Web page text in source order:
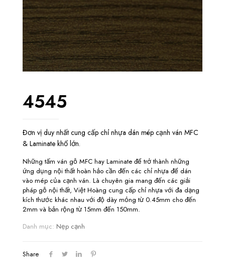
4545
Đơn vị duy nhất cung cấp chỉ nhựa dán mép cạnh ván MFC
& Laminate khổ lớn.
Những tấm ván gỗ MFC hay Laminate để trở thành những
ứng dụng nội thất hoàn hảo cần đến các chỉ nhựa để dán
vào mép của cạnh ván. Là chuyên gia mang đến các giải
pháp gỗ nội thất, Việt Hoàng cung cấp chỉ nhựa với đa dạng
kích thước khác nhau với độ dày mỏng từ 0.45mm cho đến
2mm và bản rộng từ 15mm đến 150mm.
Danh mục: Nẹp cạnh
Share